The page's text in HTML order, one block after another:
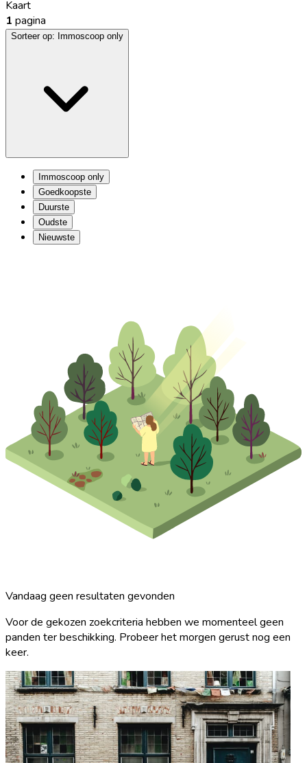
Kaart
1 pagina
Sorteer op: Immoscoop only
Immoscoop only
Goedkoopste
Duurste
Oudste
Nieuwste
Vandaag geen resultaten gevonden
Voor de gekozen zoekcriteria hebben we momenteel geen
panden ter beschikking. Probeer het morgen gerust nog een
keer.